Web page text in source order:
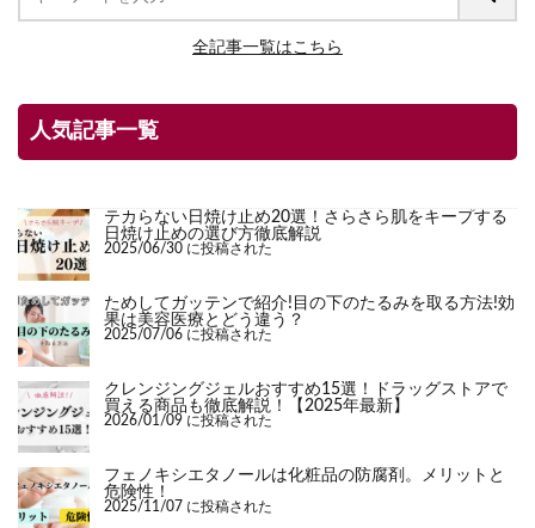
全記事一覧はこちら
人気記事一覧
テカらない日焼け止め20選！さらさら肌をキープする
日焼け止めの選び方徹底解説
2025/06/30 に投稿された
ためしてガッテンで紹介!目の下のたるみを取る方法!効
果は美容医療とどう違う？
2025/07/06 に投稿された
クレンジングジェルおすすめ15選！ドラッグストアで
買える商品も徹底解説！【2025年最新】
2026/01/09 に投稿された
フェノキシエタノールは化粧品の防腐剤。メリットと
危険性！
2025/11/07 に投稿された